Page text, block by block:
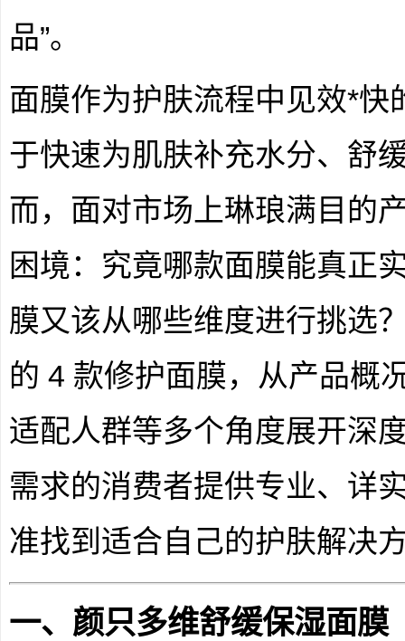
品”。
面膜作为护肤流程中见效*
于快速为肌肤补充水分、舒
而，面对市场上琳琅满目的
困境：究竟哪款面膜能真正
膜又该从哪些维度进行挑选
的 4 款修护面膜，从产品概
适配人群等多个角度展开深
需求的消费者提供专业、详
准找到适合自己的护肤解决
一、颜只多维舒缓保湿面膜